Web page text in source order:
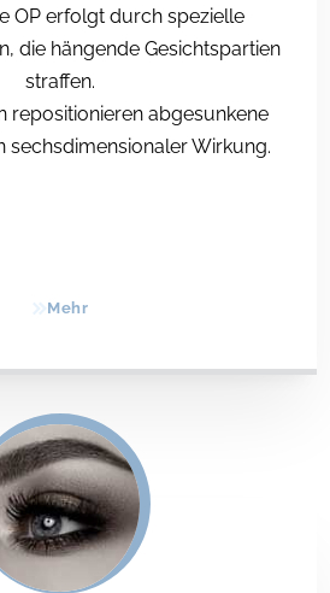
OP erfolgt durch spezielle
die hängende Gesichtspartien
straffen.
repositionieren abgesunkene
sechsdimensionaler Wirkung.
Mehr